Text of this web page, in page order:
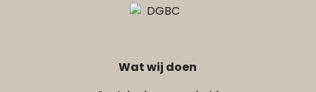
Wat wij doen